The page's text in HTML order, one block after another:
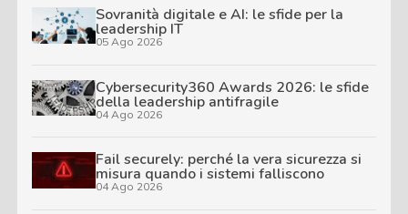
Sovranità digitale e AI: le sfide per la
leadership IT
05 Ago 2026
Cybersecurity360 Awards 2026: le sfide
della leadership antifragile
04 Ago 2026
Fail securely: perché la vera sicurezza si
misura quando i sistemi falliscono
04 Ago 2026